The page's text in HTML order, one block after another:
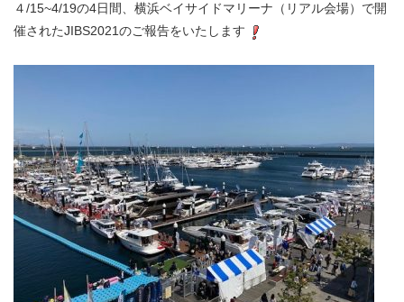
４/15~4/19の4日間、横浜ベイサイドマリーナ（リアル会場）で開
催されたJIBS2021のご報告をいたします